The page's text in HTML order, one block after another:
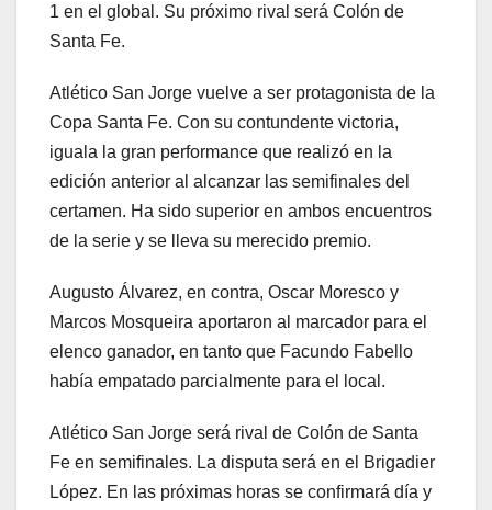
1 en el global. Su próximo rival será Colón de
Santa Fe.
Atlético San Jorge vuelve a ser protagonista de la
Copa Santa Fe. Con su contundente victoria,
iguala la gran performance que realizó en la
edición anterior al alcanzar las semifinales del
certamen. Ha sido superior en ambos encuentros
de la serie y se lleva su merecido premio.
Augusto Álvarez, en contra, Oscar Moresco y
Marcos Mosqueira aportaron al marcador para el
elenco ganador, en tanto que Facundo Fabello
había empatado parcialmente para el local.
Atlético San Jorge será rival de Colón de Santa
Fe en semifinales. La disputa será en el Brigadier
López. En las próximas horas se confirmará día y